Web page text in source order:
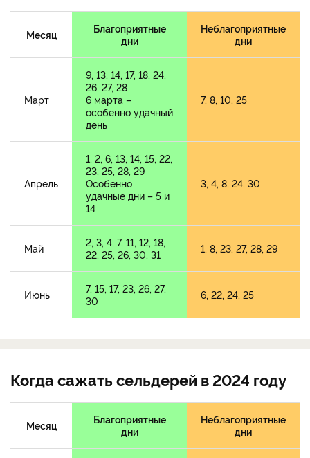
Месяц
Благоприятные
дни
Неблагоприятные
дни
Март
9, 13, 14, 17, 18, 24,
26, 27, 28
6 марта –
особенно удачный
день
7, 8, 10, 25
Апрель
1, 2, 6, 13, 14, 15, 22,
23, 25, 28, 29
Особенно
удачные дни – 5 и
14
3, 4, 8, 24, 30
Май
2, 3, 4, 7, 11, 12, 18,
22, 25, 26, 30, 31
1, 8, 23, 27, 28, 29
Июнь
7, 15, 17, 23, 26, 27,
30
6, 22, 24, 25
Когда сажать сельдерей в 2024 году
Месяц
Благоприятные
дни
Неблагоприятные
дни